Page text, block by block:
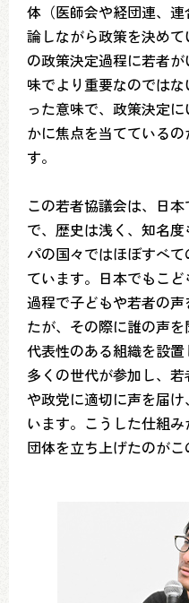
体（医師会や経団連、
論しながら政策を決め
の政策決定過程に若者
味でより重要なのでは
った意味で、政策決定
かに焦点を当てている
す。
この若者協議会は、日
で、歴史は浅く、知名
パの国々ではほぼすべ
ています。日本でもこ
過程で子どもや若者の
たが、その際に誰の声
代表性のある組織を設
多くの世代が参加し、
や政党に適切に声を届
います。こうした仕組
団体を立ち上げたのがこ